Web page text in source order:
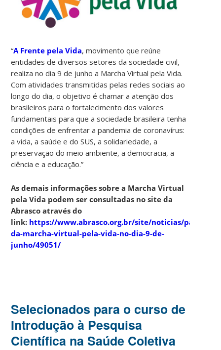
“A Frente pela Vida, movimento que reúne
entidades de diversos setores da sociedade civil,
realiza no dia 9 de junho a Marcha Virtual pela Vida.
Com atividades transmitidas pelas redes sociais ao
longo do dia, o objetivo é chamar a atenção dos
brasileiros para o fortalecimento dos valores
fundamentais para que a sociedade brasileira tenha
condições de enfrentar a pandemia de coronavírus:
a vida, a saúde e do SUS, a solidariedade, a
preservação do meio ambiente, a democracia, a
ciência e a educação.”
As demais informações sobre a Marcha Virtual
pela Vida podem ser consultadas no site da
Abrasco através do
link: https://www.abrasco.org.br/site/noticias/participe-
da-marcha-virtual-pela-vida-no-dia-9-de-
junho/49051/
Selecionados para o curso de
Introdução à Pesquisa
Científica na Saúde Coletiva